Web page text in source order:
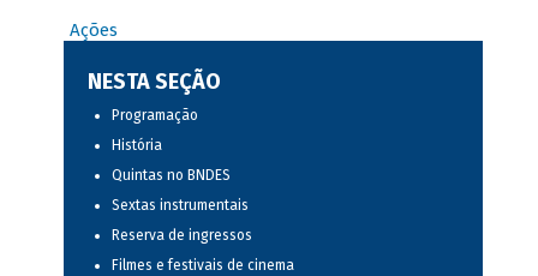
Ações
NESTA SEÇÃO
Programação
História
Quintas no BNDES
Sextas instrumentais
Reserva de ingressos
Filmes e festivais de cinema